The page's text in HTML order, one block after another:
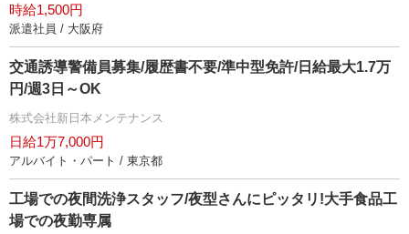
時給1,500円
派遣社員 / 大阪府
交通誘導警備員募集/履歴書不要/準中型免許/日給最大1.7万
円/週3日～OK
株式会社新日本メンテナンス
日給1万7,000円
アルバイト・パート / 東京都
工場での夜間洗浄スタッフ/夜型さんにピッタリ!大手食品工
場での夜勤専属